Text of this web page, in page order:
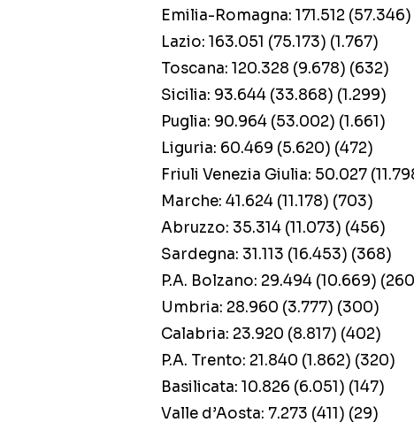
Emilia-Romagna: 171.512 (57.346)
Lazio: 163.051 (75.173) (1.767)
Toscana: 120.328 (9.678) (632)
Sicilia: 93.644 (33.868) (1.299)
Puglia: 90.964 (53.002) (1.661)
Liguria: 60.469 (5.620) (472)
Friuli Venezia Giulia: 50.027
Marche: 41.624 (11.178) (703)
Abruzzo: 35.314 (11.073) (456)
Sardegna: 31.113 (16.453) (368)
P.A. Bolzano: 29.494 (10.669)
Umbria: 28.960 (3.777) (300)
Calabria: 23.920 (8.817) (402)
P.A. Trento: 21.840 (1.862) (320)
Basilicata: 10.826 (6.051) (147)
Valle d’Aosta: 7.273 (411) (29)